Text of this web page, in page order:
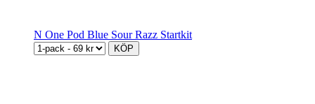
N One Pod Blue Sour Razz Startkit
KÖP